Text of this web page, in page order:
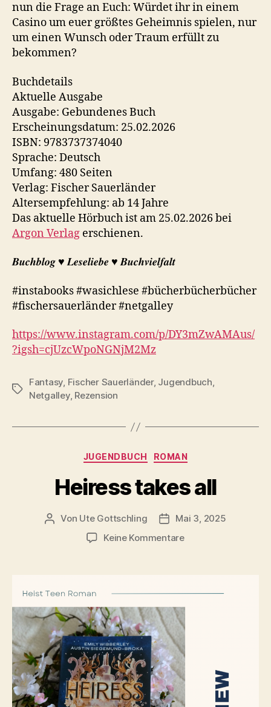
nun die Frage an Euch: Würdet ihr in einem
Casino um euer größtes Geheimnis spielen, nur
um einen Wunsch oder Traum erfüllt zu
bekommen?
Buchdetails
Aktuelle Ausgabe
Ausgabe: Gebundenes Buch
Erscheinungsdatum: 25.02.2026
ISBN: 9783737374040
Sprache: Deutsch
Umfang: 480 Seiten
Verlag: Fischer Sauerländer
Altersempfehlung: ab 14 Jahre
Das aktuelle Hörbuch ist am 25.02.2026 bei
Argon Verlag erschienen.
𝑩𝒖𝒄𝒉𝒃𝒍𝒐𝒈 ♥︎ 𝑳𝒆𝒔𝒆𝒍𝒊𝒆𝒃𝒆 ♥︎ 𝑩𝒖𝒄𝒉𝒗𝒊𝒆𝒍𝒇𝒂𝒍𝒕
#instabooks #wasichlese #bücherbücherbücher
#fischersauerländer #netgalley
https://www.instagram.com/p/DY3mZwAMAus/
?igsh=cjUzcWpoNGNjM2Mz
Schlagwörter
Fantasy, Fischer Sauerländer, Jugendbuch,
Netgalley, Rezension
Kategorien
JUGENDBUCH ROMAN
Heiress takes all
Beitragsautor
Von Ute Gottschling Veröffentlichungsdatum
Mai 3, 2025
Keine Kommentarezu